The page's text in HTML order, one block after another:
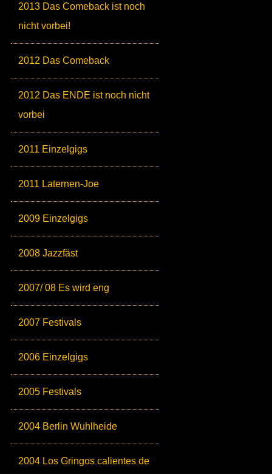
2013 Das Comeback ist noch
nicht vorbei!
2012 Das Comeback
2012 Das ENDE ist noch nicht
vorbei
2011 Einzelgigs
2011 Laternen-Joe
2009 Einzelgigs
2008 Jazzfäst
2007/ 08 Es wird eng
2007 Festivals
2006 Einzelgigs
2005 Festivals
2004 Berlin Wuhlheide
2004 Los Gringos calientes de